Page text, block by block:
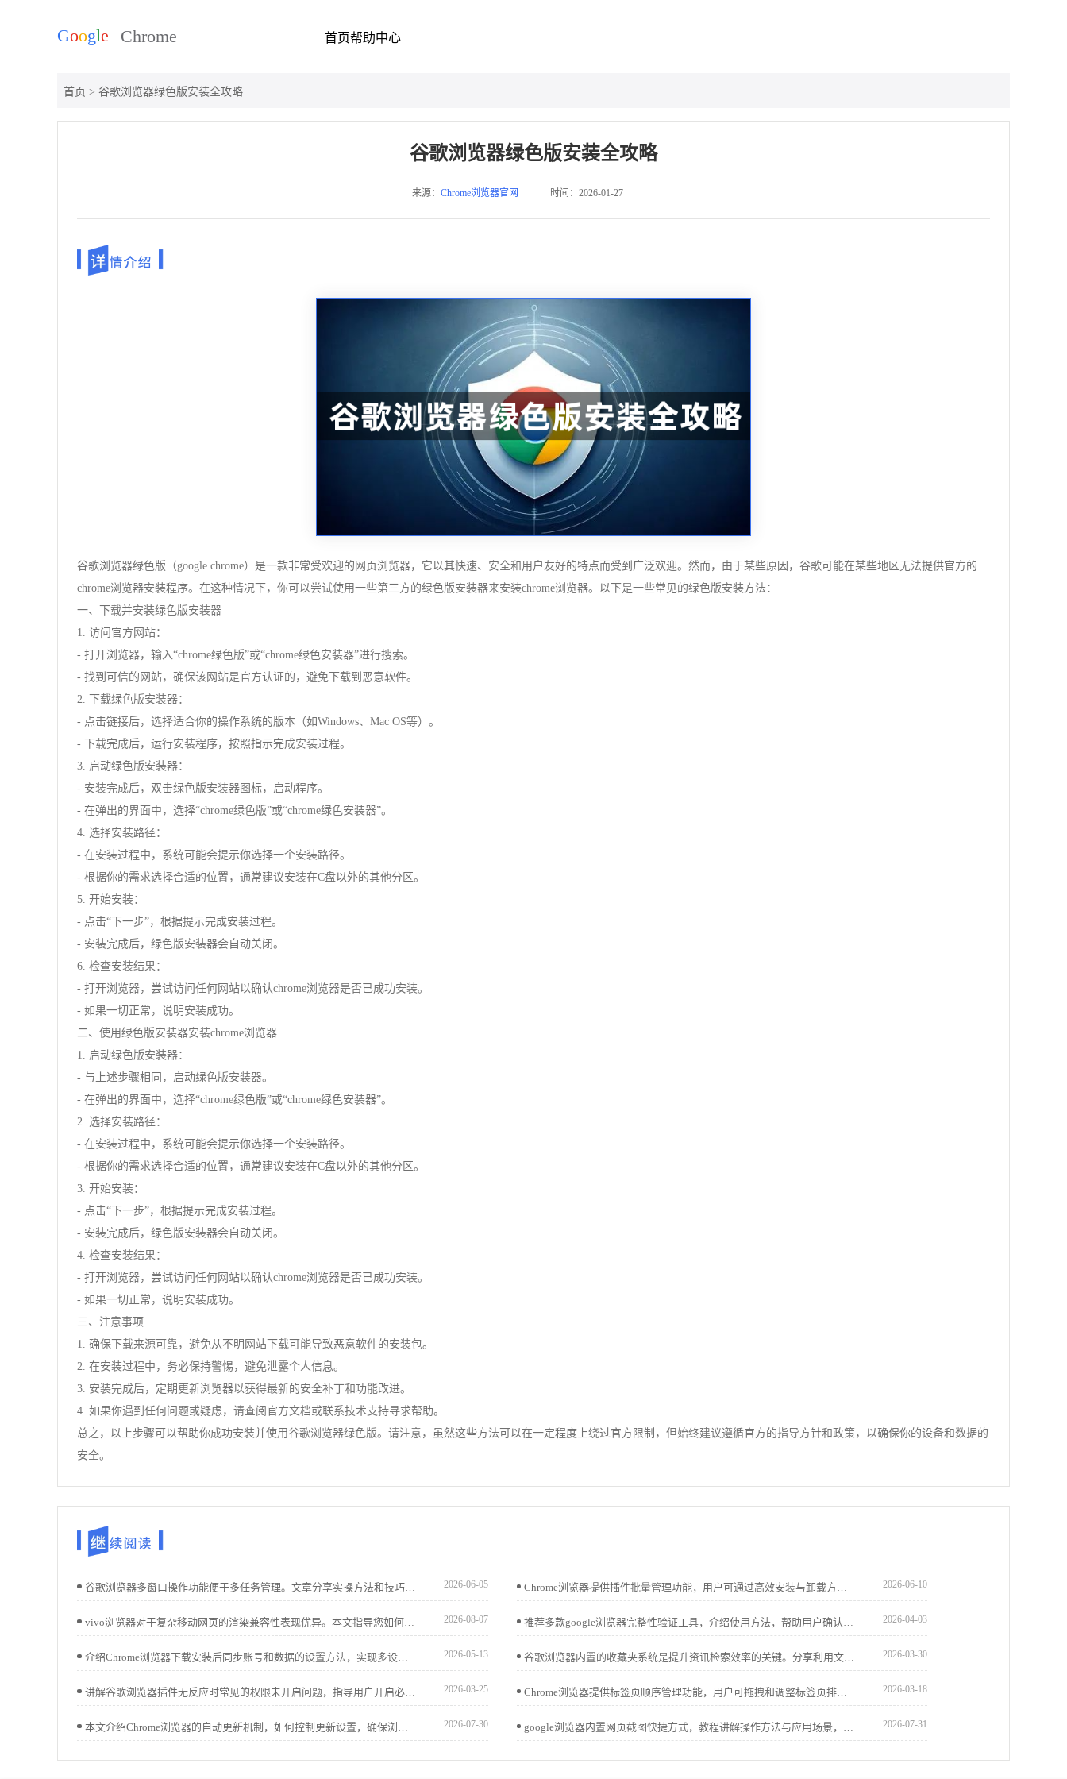
首页帮助中心
首页 > 谷歌浏览器绿色版安装全攻略
谷歌浏览器绿色版安装全攻略
来源： Chrome浏览器官网 时间：2026-01-27
谷歌浏览器绿色版（google chrome）是一款非常受欢迎的网页浏览器，它以其快速、安全和用户友好的特点而受到广泛欢迎。然而，由于某些原因，谷歌可能在某些地区无法提供官方的
chrome浏览器安装程序。在这种情况下，你可以尝试使用一些第三方的绿色版安装器来安装chrome浏览器。以下是一些常见的绿色版安装方法：
一、下载并安装绿色版安装器
1. 访问官方网站：
- 打开浏览器，输入“chrome绿色版”或“chrome绿色安装器”进行搜索。
- 找到可信的网站，确保该网站是官方认证的，避免下载到恶意软件。
2. 下载绿色版安装器：
- 点击链接后，选择适合你的操作系统的版本（如Windows、Mac OS等）。
- 下载完成后，运行安装程序，按照指示完成安装过程。
3. 启动绿色版安装器：
- 安装完成后，双击绿色版安装器图标，启动程序。
- 在弹出的界面中，选择“chrome绿色版”或“chrome绿色安装器”。
4. 选择安装路径：
- 在安装过程中，系统可能会提示你选择一个安装路径。
- 根据你的需求选择合适的位置，通常建议安装在C盘以外的其他分区。
5. 开始安装：
- 点击“下一步”，根据提示完成安装过程。
- 安装完成后，绿色版安装器会自动关闭。
6. 检查安装结果：
- 打开浏览器，尝试访问任何网站以确认chrome浏览器是否已成功安装。
- 如果一切正常，说明安装成功。
二、使用绿色版安装器安装chrome浏览器
1. 启动绿色版安装器：
- 与上述步骤相同，启动绿色版安装器。
- 在弹出的界面中，选择“chrome绿色版”或“chrome绿色安装器”。
2. 选择安装路径：
- 在安装过程中，系统可能会提示你选择一个安装路径。
- 根据你的需求选择合适的位置，通常建议安装在C盘以外的其他分区。
3. 开始安装：
- 点击“下一步”，根据提示完成安装过程。
- 安装完成后，绿色版安装器会自动关闭。
4. 检查安装结果：
- 打开浏览器，尝试访问任何网站以确认chrome浏览器是否已成功安装。
- 如果一切正常，说明安装成功。
三、注意事项
1. 确保下载来源可靠，避免从不明网站下载可能导致恶意软件的安装包。
2. 在安装过程中，务必保持警惕，避免泄露个人信息。
3. 安装完成后，定期更新浏览器以获得最新的安全补丁和功能改进。
4. 如果你遇到任何问题或疑虑，请查阅官方文档或联系技术支持寻求帮助。
总之，以上步骤可以帮助你成功安装并使用谷歌浏览器绿色版。请注意，虽然这些方法可以在一定程度上绕过官方限制，但始终建议遵循官方的指导方针和政策，以确保你的设备和数据的
安全。
谷歌浏览器多窗口操作功能便于多任务管理。文章分享实操方法和技巧，帮助用户高效使用多个窗口。 2026-06-05 Chrome浏览器提供插件批量管理功能，用户可通过高效安装与卸载方法优化扩展使用，保持浏览器性能流畅稳定。 2026-06-10
vivo浏览器对于复杂移动网页的渲染兼容性表现优异。本文指导您如何智能匹配页面加载模式，修复版面适配故障，确保各类网页资源在不同场景下都能完美稳定展示，拒绝排版错乱。 2026-08-07 推荐多款google浏览器完整性验证工具，介绍使用方法，帮助用户确认文件安全无误，防止安装出错。 2026-04-03
介绍Chrome浏览器下载安装后同步账号和数据的设置方法，实现多设备数据无缝连接，提升使用便捷性。 2026-05-13 谷歌浏览器内置的收藏夹系统是提升资讯检索效率的关键。分享利用文件夹逻辑归纳、批量重命名及利用侧边栏清单秒级跳转的进阶心得，教您如何将碎片化的网址转化为结构严密的知识图谱，确保核心资料回溯毫秒级触达，彻底告别网址搜索时的混乱焦虑。 2026-03-30
讲解谷歌浏览器插件无反应时常见的权限未开启问题，指导用户开启必要权限，确保插件功能正常运行。 2026-03-25 Chrome浏览器提供标签页顺序管理功能，用户可拖拽和调整标签页排列，实现高效多任务操作。 2026-03-18
本文介绍Chrome浏览器的自动更新机制，如何控制更新设置，确保浏览器始终保持最新版本，并介绍如何手动检查和管理浏览器更新，提升浏览体验和安全性。 2026-07-30 google浏览器内置网页截图快捷方式，教程讲解操作方法与应用场景，帮助用户快速保存所需内容，用于学习、分享或资料整理，提升使用效率。 2026-07-31